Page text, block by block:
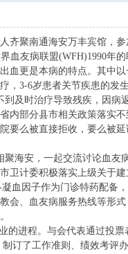
齐聚南通海安万丰宾馆，
友病联盟(WFH)1990年的
更是本病的特点。其中
3-6岁患者关节疾患的发
时治疗导致残疾，因病
内部分县市相关政策落实
么被直接拒收，要么被
安，一起交流讨论血友
卫计委积极落实上级关于
血因子作为门诊特药配备
、血友病服务热线等形
进程。与会代表通过投票
订了工作准则、绩效考评办